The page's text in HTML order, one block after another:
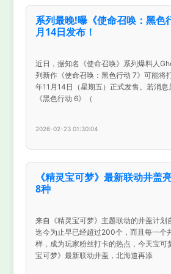
系列最晚!曝《使命召唤：黑色
月14日发布！
近日，据知名《使命召唤》系列爆料人
列新作《使命召唤：黑色行动 7》可能将
年11月14日（星期五）正式发售。若消
《黑色行动 6》（
2026-02-23 01:30:04
《精灵宝可梦》最新联动井盖
8种
来自《精灵宝可梦》主题联动的井盖计划
迄今为止早已经超过200个，而且每一个
样，成为玩家粉丝打卡的热点，今天宝可
宝可梦》最新联动井盖，北海道再添